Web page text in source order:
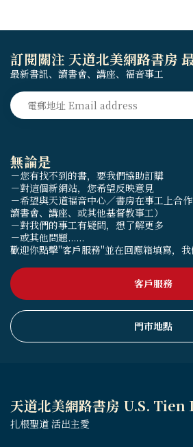
無論是
－您有找不到的書，要我們協助訂購
－對這個新網站，您希望反映意見
－希望與天道福音中心／書房在事工上合作
讀書會、講座、或其他基督教事工）
－對我們的事工有疑問，想了解更多
－或其他問題......
歡迎你點擊"客戶服務"並在回應箱填寫，
客戶服務
門市地點
訂閱關注 天道北美網路書房 最
最新書訊、讀書會、講座、福音事工
天道北美網路書房 U.S.
扎根聖道 活出主愛